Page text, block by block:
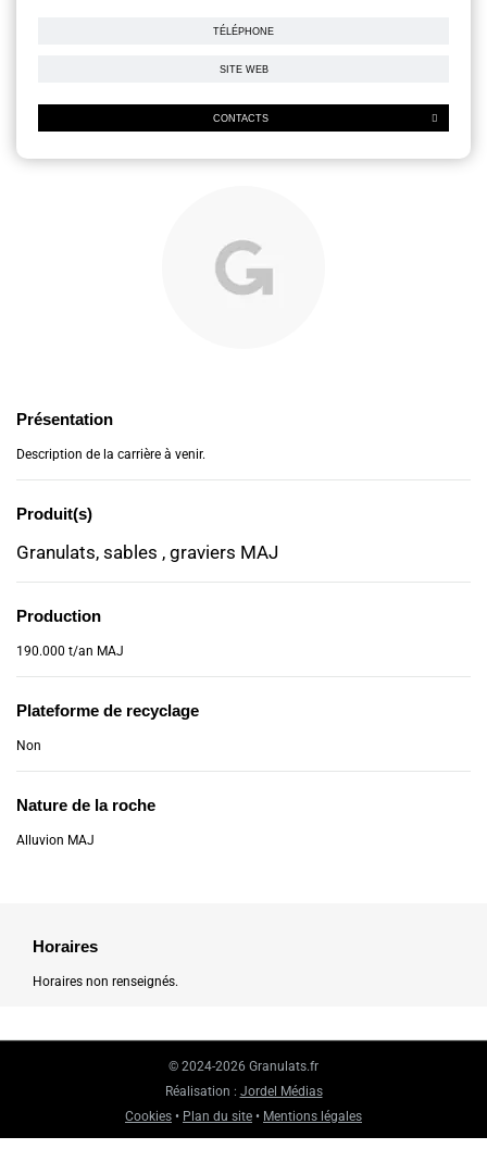
TÉLÉPHONE
SITE WEB
CONTACTS
Présentation
Description de la carrière à venir.
Produit(s)
Granulats, sables , graviers MAJ
Production
190.000 t/an MAJ
Plateforme de recyclage
Non
Nature de la roche
Alluvion MAJ
Horaires
Horaires non renseignés.
© 2024-2026 Granulats.fr
Réalisation : Jordel Médias
Cookies • Plan du site • Mentions légales